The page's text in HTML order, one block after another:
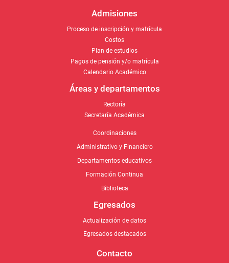
Admisiones
Proceso de inscripción y matrícula
Costos
Plan de estudios
Pagos de pensión y/o matrícula
Calendario Académico
Áreas y departamentos
Rectoría
Secretaría Académica
Coordinaciones
Administrativo y Financiero
Departamentos educativos
Formación Continua
Biblioteca
Egresados
Actualización de datos
Egresados destacados
Contacto